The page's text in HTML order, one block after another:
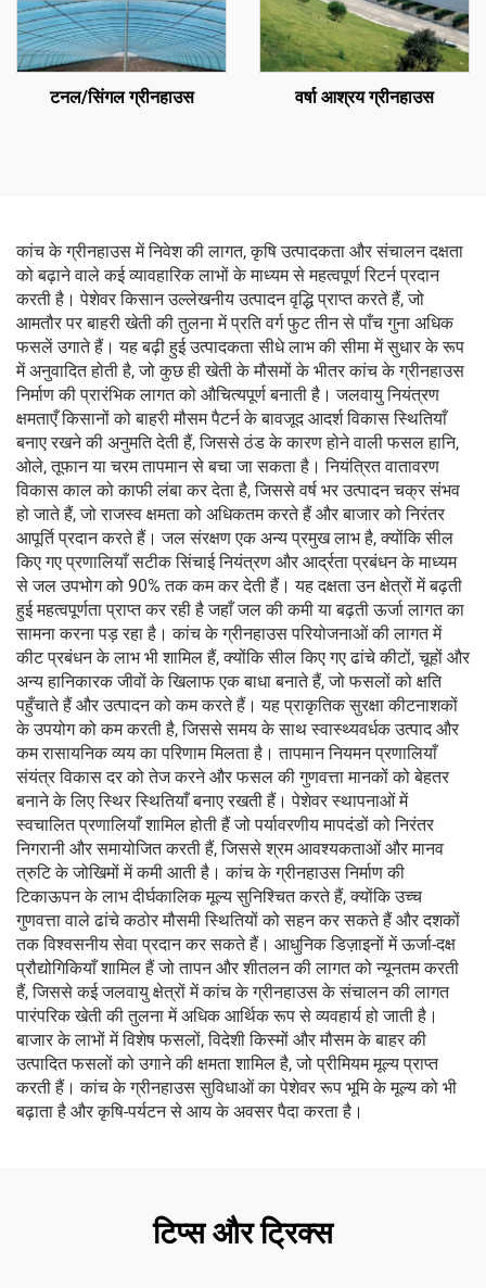
टनल/सिंगल ग्रीनहाउस वर्षा आश्रय ग्रीनहाउस
कांच के ग्रीनहाउस में निवेश की लागत, कृषि उत्पादकता और संचालन दक्षता
को बढ़ाने वाले कई व्यावहारिक लाभों के माध्यम से महत्वपूर्ण रिटर्न प्रदान
करती है। पेशेवर किसान उल्लेखनीय उत्पादन वृद्धि प्राप्त करते हैं, जो
आमतौर पर बाहरी खेती की तुलना में प्रति वर्ग फुट तीन से पाँच गुना अधिक
फसलें उगाते हैं। यह बढ़ी हुई उत्पादकता सीधे लाभ की सीमा में सुधार के रूप
में अनुवादित होती है, जो कुछ ही खेती के मौसमों के भीतर कांच के ग्रीनहाउस
निर्माण की प्रारंभिक लागत को औचित्यपूर्ण बनाती है। जलवायु नियंत्रण
क्षमताएँ किसानों को बाहरी मौसम पैटर्न के बावजूद आदर्श विकास स्थितियाँ
बनाए रखने की अनुमति देती हैं, जिससे ठंड के कारण होने वाली फसल हानि,
ओले, तूफान या चरम तापमान से बचा जा सकता है। नियंत्रित वातावरण
विकास काल को काफी लंबा कर देता है, जिससे वर्ष भर उत्पादन चक्र संभव
हो जाते हैं, जो राजस्व क्षमता को अधिकतम करते हैं और बाजार को निरंतर
आपूर्ति प्रदान करते हैं। जल संरक्षण एक अन्य प्रमुख लाभ है, क्योंकि सील
किए गए प्रणालियाँ सटीक सिंचाई नियंत्रण और आर्द्रता प्रबंधन के माध्यम
से जल उपभोग को 90% तक कम कर देती हैं। यह दक्षता उन क्षेत्रों में बढ़ती
हुई महत्वपूर्णता प्राप्त कर रही है जहाँ जल की कमी या बढ़ती ऊर्जा लागत का
सामना करना पड़ रहा है। कांच के ग्रीनहाउस परियोजनाओं की लागत में
कीट प्रबंधन के लाभ भी शामिल हैं, क्योंकि सील किए गए ढांचे कीटों, चूहों और
अन्य हानिकारक जीवों के खिलाफ एक बाधा बनाते हैं, जो फसलों को क्षति
पहुँचाते हैं और उत्पादन को कम करते हैं। यह प्राकृतिक सुरक्षा कीटनाशकों
के उपयोग को कम करती है, जिससे समय के साथ स्वास्थ्यवर्धक उत्पाद और
कम रासायनिक व्यय का परिणाम मिलता है। तापमान नियमन प्रणालियाँ
संयंत्र विकास दर को तेज करने और फसल की गुणवत्ता मानकों को बेहतर
बनाने के लिए स्थिर स्थितियाँ बनाए रखती हैं। पेशेवर स्थापनाओं में
स्वचालित प्रणालियाँ शामिल होती हैं जो पर्यावरणीय मापदंडों को निरंतर
निगरानी और समायोजित करती हैं, जिससे श्रम आवश्यकताओं और मानव
त्रुटि के जोखिमों में कमी आती है। कांच के ग्रीनहाउस निर्माण की
टिकाऊपन के लाभ दीर्घकालिक मूल्य सुनिश्चित करते हैं, क्योंकि उच्च
गुणवत्ता वाले ढांचे कठोर मौसमी स्थितियों को सहन कर सकते हैं और दशकों
तक विश्वसनीय सेवा प्रदान कर सकते हैं। आधुनिक डिज़ाइनों में ऊर्जा-दक्ष
प्रौद्योगिकियाँ शामिल हैं जो तापन और शीतलन की लागत को न्यूनतम करती
हैं, जिससे कई जलवायु क्षेत्रों में कांच के ग्रीनहाउस के संचालन की लागत
पारंपरिक खेती की तुलना में अधिक आर्थिक रूप से व्यवहार्य हो जाती है।
बाजार के लाभों में विशेष फसलों, विदेशी किस्मों और मौसम के बाहर की
उत्पादित फसलों को उगाने की क्षमता शामिल है, जो प्रीमियम मूल्य प्राप्त
करती हैं। कांच के ग्रीनहाउस सुविधाओं का पेशेवर रूप भूमि के मूल्य को भी
बढ़ाता है और कृषि-पर्यटन से आय के अवसर पैदा करता है।
टिप्स और ट्रिक्स